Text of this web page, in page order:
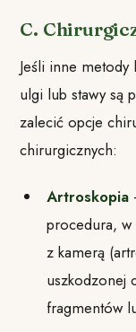
C.
Jeśli inne metody
ulgi lub stawy są
zalecić opcje
chirurgicznych:
Artroskopia
procedura, w
z kamerą
uszkodzonej
fragmentów